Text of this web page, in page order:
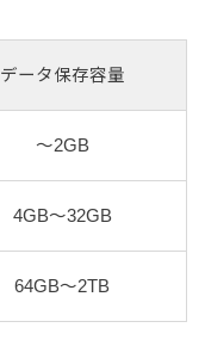
データ保存容量
～2GB
4GB～32GB
64GB～2TB